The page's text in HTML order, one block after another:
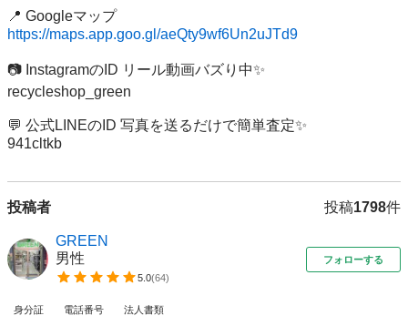
https://maps.app.goo.gl/aeQty9wf6Un2uJTd9⁠⁠
📷 InstagramのID リール動画バズり中✨
recycleshop_green
💬 公式LINEのID 写真を送るだけで簡単査定✨
941cltkb
投稿者 投稿1798件
GREEN
男性
5.0(64)
フォローする
身分証 電話番号 法人書類